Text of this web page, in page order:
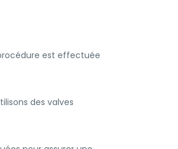
est effectuée
des valves